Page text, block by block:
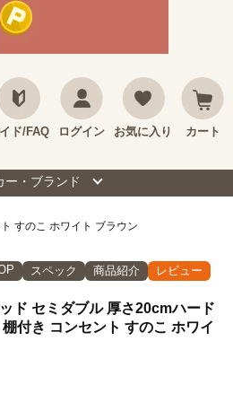
ド/FAQ ログイン お気に入り カート
ー・ブランド
すのこ ホワイト ブラウン
スペック 商品紹介 レビュー
ド セミダブル 厚さ20cmハード
付き コンセント すのこ ホワイ